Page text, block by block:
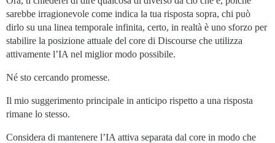
sarebbe irragionevole come indica la tua risposta sopra, chi può
dirlo su una linea temporale infinita, certo, in realtà è uno sforzo per
stabilire la posizione attuale del core di Discourse che utilizza
attivamente l’IA nel miglior modo possibile.
Né sto cercando promesse.
Il mio suggerimento principale in anticipo rispetto a una risposta
rimane lo stesso.
Considera di mantenere l’IA attiva separata dal core in modo che